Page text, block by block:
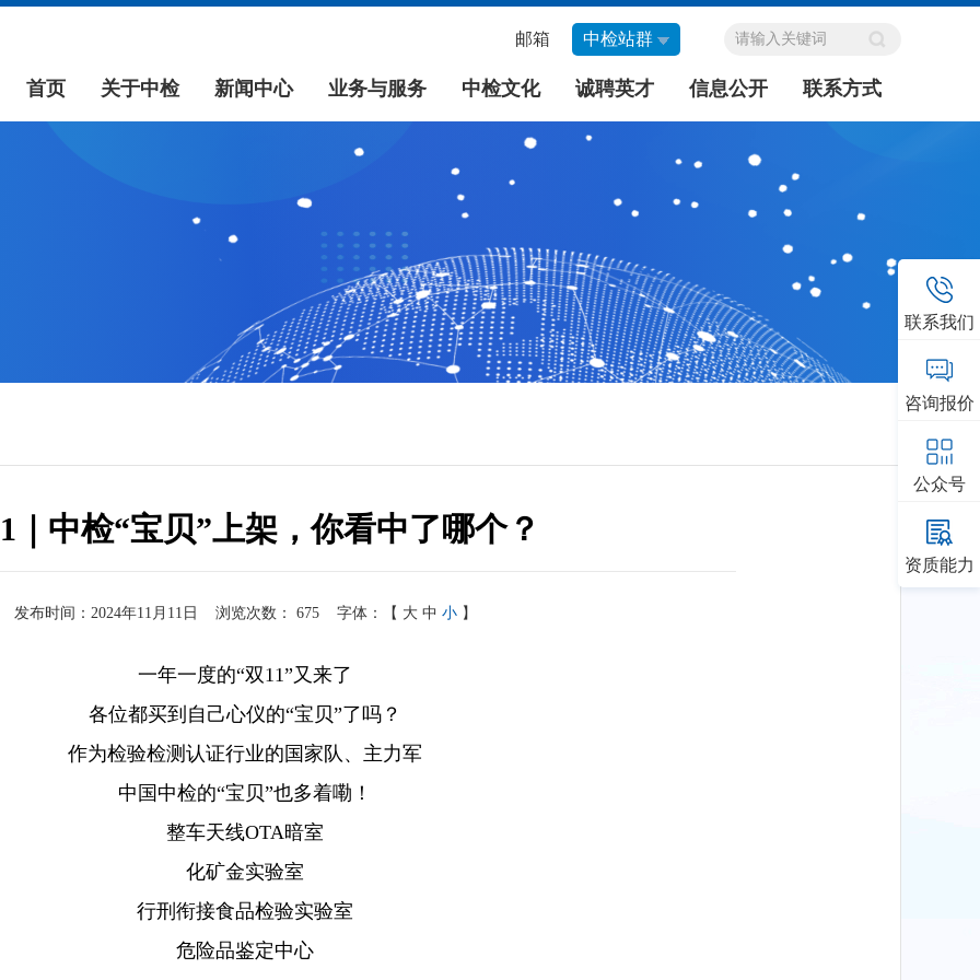
中检站群
邮箱
首页 关于中检 新闻中心 业务与服务 中检文化 诚聘英才 信息公开 联系方式
｜中检“宝贝”上架，你看中了哪个？
发布时间：2024年11月11日 浏览次数： 675 字体：【 大 中 小 】
一年一度的“双11”又来了
各位都买到自己心仪的“宝贝”了吗？
作为检验检测认证行业的国家队、主力军
中国中检的“宝贝”也多着嘞！
整车天线OTA暗室
化矿金实验室
行刑衔接食品检验实验室
危险品鉴定中心
联系我们
咨询报价
公众号
资质能力